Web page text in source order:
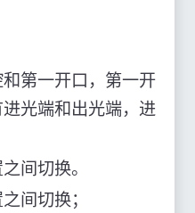
第一开口，第一开
光端和出光端，进
间切换。
间切换；